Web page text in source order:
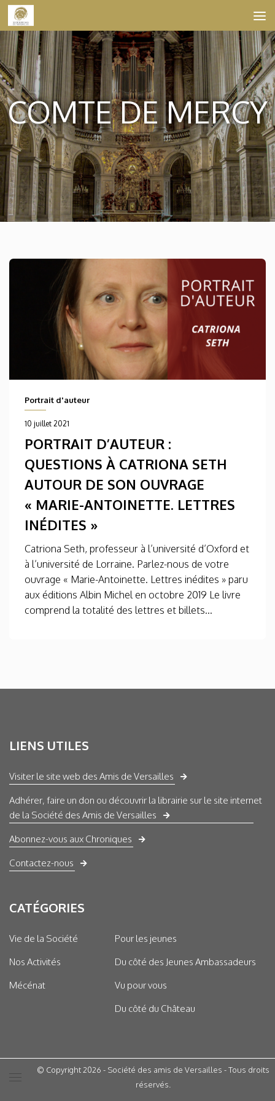
Skip to content
COMTE DE MERCY
Portrait d'auteur
10 juillet 2021
PORTRAIT D’AUTEUR :
QUESTIONS À CATRIONA SETH
AUTOUR DE SON OUVRAGE
« MARIE-ANTOINETTE. LETTRES
INÉDITES »
Catriona Seth, professeur à l’université d’Oxford et
à l’université de Lorraine. Parlez-nous de votre
ouvrage « Marie-Antoinette. Lettres inédites » paru
aux éditions Albin Michel en octobre 2019 Le livre
comprend la totalité des lettres et billets...
LIENS UTILES
Visiter le site web des Amis de Versailles
Adhérer, faire un don ou découvrir la librairie sur le site internet
de la Société des Amis de Versailles
Abonnez-vous aux Chroniques
Contactez-nous
CATÉGORIES
Vie de la Société
Nos Activités
Mécénat
Pour les jeunes
Du côté des Jeunes Ambassadeurs
Vu pour vous
Du côté du Château
© Copyright 2026 - Société des amis de Versailles - Tous droits
réservés.